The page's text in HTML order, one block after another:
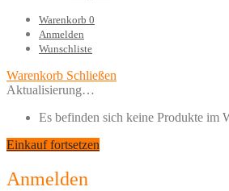
Warenkorb 0
Anmelden
Wunschliste
Warenkorb Schließen
Aktualisierung…
Es befinden sich keine Produkte im
Einkauf fortsetzen
Anmelden